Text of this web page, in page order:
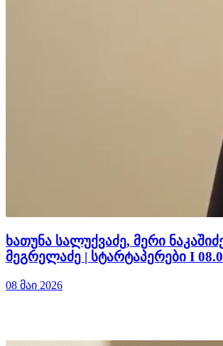
ხათუნა სალუქვაძე, მერი
მეგრელაძე | სტარტაპერები I
08 მაი 2026